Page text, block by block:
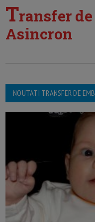
Transfer
Asincron
NOUTATI TRANSFER DE